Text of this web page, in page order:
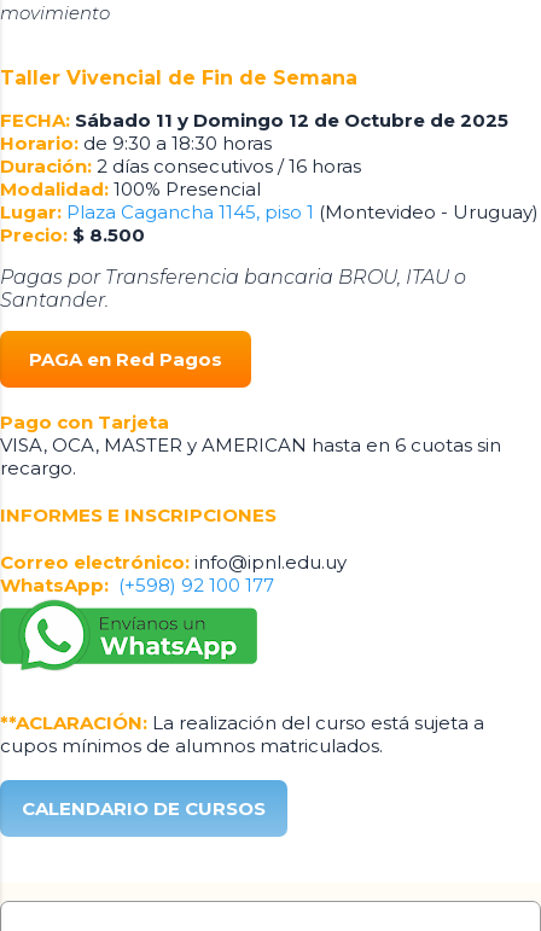
movimiento
Taller Vivencial de Fin de Semana
FECHA: Sábado 11 y Domingo 12 de Octubre de 2025
Horario: de 9:30 a 18:30 horas
Duración: 2 días consecutivos / 16 horas
Modalidad: 100% Presencial
Lugar: Plaza Cagancha 1145, piso 1 (Montevideo - Uruguay)
Precio: $ 8.500
Pagas por Transferencia bancaria BROU, ITAU o
Santander.
PAGA en Red Pagos
Pago con Tarjeta
VISA, OCA, MASTER y AMERICAN hasta en 6 cuotas sin
recargo.
INFORMES E INSCRIPCIONES
Correo electrónico: info@ipnl.edu.uy
WhatsApp: (+598) 92 100 177
**ACLARACIÓN: La realización del curso está sujeta a
cupos mínimos de alumnos matriculados.
CALENDARIO DE CURSOS